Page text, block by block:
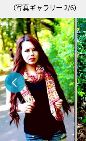
（写真ギャラリー 2/6）